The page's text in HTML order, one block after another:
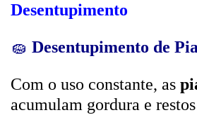
Desentupimento
🧽 Desentupimento de Pia
Com o uso constante, as
acumulam gordura e